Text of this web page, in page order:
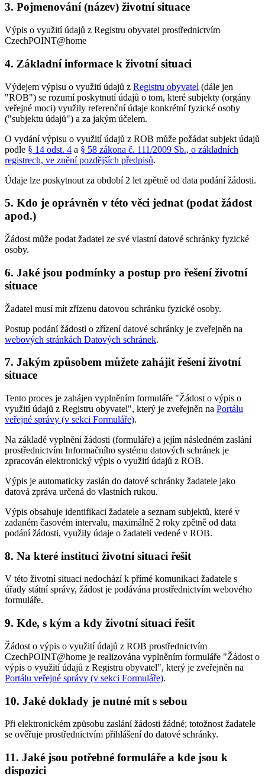
3. Pojmenování (název) životní situace
Výpis o využití údajů z Registru obyvatel prostřednictvím
CzechPOINT@home
4. Základní informace k životní situaci
Výdejem výpisu o využití údajů z Registru obyvatel (dále jen
"ROB") se rozumí poskytnutí údajů o tom, které subjekty (orgány
veřejné moci) využily referenční údaje konkrétní fyzické osoby
("subjektu údajů") a za jakým účelem.
O vydání výpisu o využití údajů z ROB může požádat subjekt údajů
podle § 14 odst. 4 a § 58 zákona č. 111/2009 Sb., o základních
registrech, ve znění pozdějších předpisů.
Údaje lze poskytnout za období 2 let zpětně od data podání žádosti.
5. Kdo je oprávněn v této věci jednat (podat žádost
apod.)
Žádost může podat žadatel ze své vlastní datové schránky fyzické
osoby.
6. Jaké jsou podmínky a postup pro řešení životní
situace
Žadatel musí mít zřízenu datovou schránku fyzické osoby.
Postup podání žádosti o zřízení datové schránky je zveřejněn na
webových stránkách Datových schránek.
7. Jakým způsobem můžete zahájit řešení životní
situace
Tento proces je zahájen vyplněním formuláře "Žádost o výpis o
využití údajů z Registru obyvatel", který je zveřejněn na Portálu
veřejné správy (v sekci Formuláře).
Na základě vyplnění žádosti (formuláře) a jejím následném zaslání
prostřednictvím Informačního systému datových schránek je
zpracován elektronický výpis o využití údajů z ROB.
Výpis je automaticky zaslán do datové schránky žadatele jako
datová zpráva určená do vlastních rukou.
Výpis obsahuje identifikaci žadatele a seznam subjektů, které v
zadaném časovém intervalu, maximálně 2 roky zpětně od data
podání žádosti, využily údaje o žadateli vedené v ROB.
8. Na které instituci životní situaci řešit
V této životní situaci nedochází k přímé komunikaci žadatele s
úřady státní správy, žádost je podávána prostřednictvím webového
formuláře.
9. Kde, s kým a kdy životní situaci řešit
Žádost o výpis o využití údajů z ROB prostřednictvím
CzechPOINT@home je realizována vyplněním formuláře "Žádost o
výpis o využití údajů z Registru obyvatel", který je zveřejněn na
Portálu veřejné správy (v sekci Formuláře).
10. Jaké doklady je nutné mít s sebou
Při elektronickém způsobu zaslání žádosti žádné; totožnost žadatele
se ověřuje prostřednictvím přihlášení do datové schránky.
11. Jaké jsou potřebné formuláře a kde jsou k
dispozici